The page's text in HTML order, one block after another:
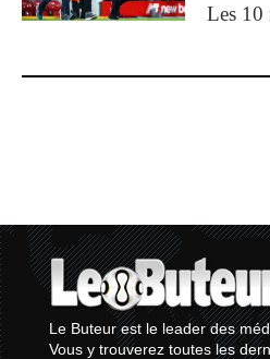
Les 10
Le Buteur est le leader des
Vous y trouverez toutes les